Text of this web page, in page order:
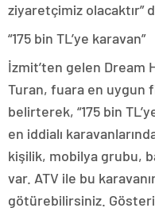
ziyaretçimiz olacaktır”
“175 bin TL’ye karavan”
İzmit’ten gelen Dream
Turan, fuara en uygun
belirterek, “175 bin
en iddialı
kişilik, mobilya grubu,
var. ATV ile bu
götürebilirsiniz.